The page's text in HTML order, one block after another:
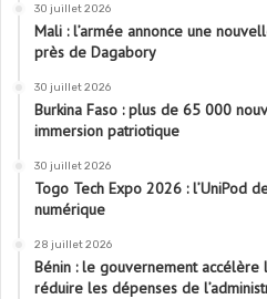
30 juillet 2026
Mali : l’armée annonce une
près de Dagabory
30 juillet 2026
Burkina Faso : plus de 65 000
immersion patriotique
30 juillet 2026
Togo Tech Expo 2026 : l’UniPod
numérique
28 juillet 2026
Bénin : le gouvernement
réduire les dépenses de